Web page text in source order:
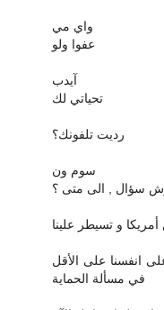
واي مي
عفوا ولو
آيدب
تحياتي لك
رديت تلفونك؟
سوم ون
سؤال , الى متى ؟
و تسيطر علينا
انفسنا على الأقل
في مسألة الحماية